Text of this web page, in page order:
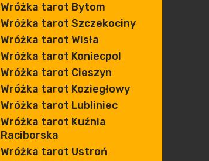
Wróżka tarot Bytom
Wróżka tarot Szczekociny
Wróżka tarot Wisła
Wróżka tarot Koniecpol
Wróżka tarot Cieszyn
Wróżka tarot Koziegłowy
Wróżka tarot Lubliniec
Wróżka tarot Kuźnia
Raciborska
Wróżka tarot Ustroń